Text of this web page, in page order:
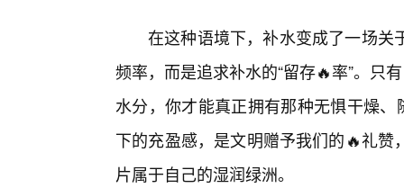
在这种语境下，补水变成了一场关
频率，而是追求补水的“留存🔥率”。只
水分，你才能真正拥有那种无惧干燥
下的充盈感，是文明赠予我们的🔥礼
片属于自己的湿润绿洲。